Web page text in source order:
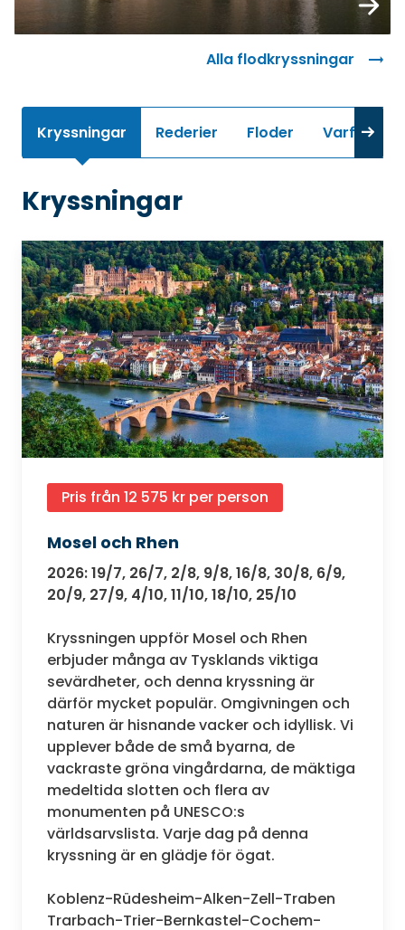
Boka
Alla flodkryssningar
Kryssningar Rederier Floder Varför en
Kryssningar
Pris från 12 575 kr per person
Mosel och Rhen
2026: 19/7, 26/7, 2/8, 9/8, 16/8, 30/8, 6/9,
20/9, 27/9, 4/10, 11/10, 18/10, 25/10
Kryssningen uppför Mosel och Rhen
erbjuder många av Tysklands viktiga
sevärdheter, och denna kryssning är
därför mycket populär. Omgivningen och
naturen är hisnande vacker och idyllisk. Vi
upplever både de små byarna, de
vackraste gröna vingårdarna, de mäktiga
medeltida slotten och flera av
monumenten på UNESCO:s
världsarvslista. Varje dag på denna
kryssning är en glädje för ögat.
Koblenz-Rüdesheim-Alken-Zell-Traben
Trarbach-Trier-Bernkastel-Cochem-